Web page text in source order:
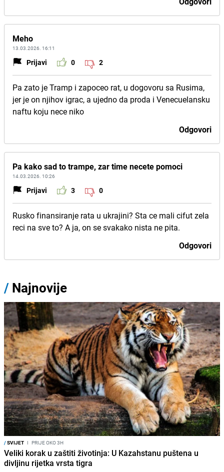
Meho
13.03.2026. 16:11
Prijavi 0 2
Pa zato je Tramp i zapoceo rat, u dogovoru sa Rusima,
jer je on njihov igrac, a ujedno da proda i Venecuelansku
naftu koju nece niko
Odgovori
Pa kako sad to trampe, zar time necete pomoci
14.03.2026. 10:26
Prijavi 3 0
Rusko finansiranje rata u ukrajini? Sta ce mali cifut zela
reci na sve to? A ja, on se svakako nista ne pita.
Odgovori
/ Najnovije
/SVIJET I PRIJE OKO 3H
Veliki korak u zaštiti životinja: U Kazahstanu puštena u
divljinu rijetka vrsta tigra